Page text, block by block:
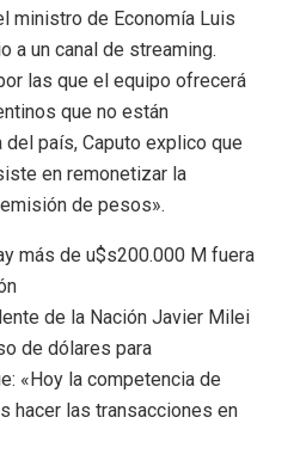
ministro de Economía Luis
a un canal de streaming.
las que el equipo ofrecerá
que no están
país, Caputo explico que
en remonetizar la
de pesos».
más de u$s200.000 M fuera
de la Nación Javier Milei
de dólares para
«Hoy la competencia de
hacer las transacciones en